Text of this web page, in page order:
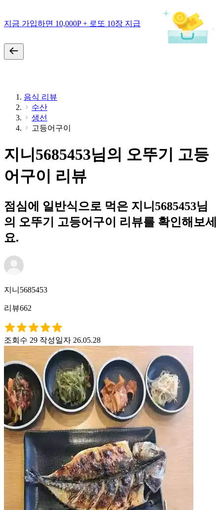
지금 가입하면 10,000P + 로또 10장 지급
음식 리뷰
수산
생선
고등어구이
지니5685453님의 오뚜기 고등
어구이 리뷰
점심에 일반식으로 먹은 지니5685453님
의 오뚜기 고등어구이 리뷰를 확인해보세
요.
지니5685453
리뷰662
조회수 29 작성일자 26.05.28